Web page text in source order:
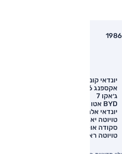
יונדאי קונה
אקספנג G6
ג׳אקו 7
BYD אטו 3
יונדאי אלנטרה
טויוטה יאריס קרוס
סקודה אוקטביה
טויוטה ראב 4